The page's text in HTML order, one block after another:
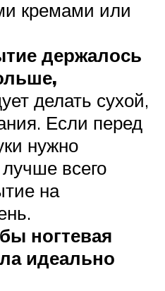
кремами или
держалось
делать сухой,
Если перед
нужно
всего
на
ногтевая
идеально